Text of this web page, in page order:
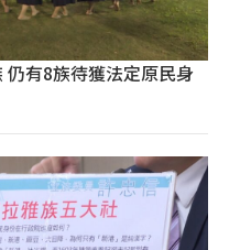
仍有8族待獲法定原民身